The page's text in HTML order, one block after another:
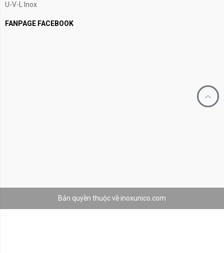
U-V-L Inox
FANPAGE FACEBOOK
Bản quyền thuộc về inoxunico.com